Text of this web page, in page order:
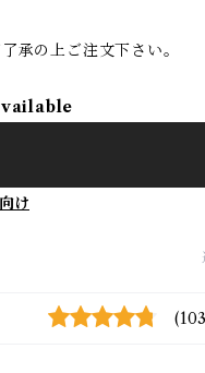
承の上ご注文下さい。
け